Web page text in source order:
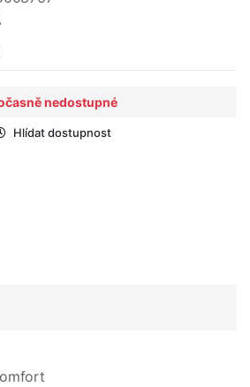
nedostupné
Hlídat dostupnost